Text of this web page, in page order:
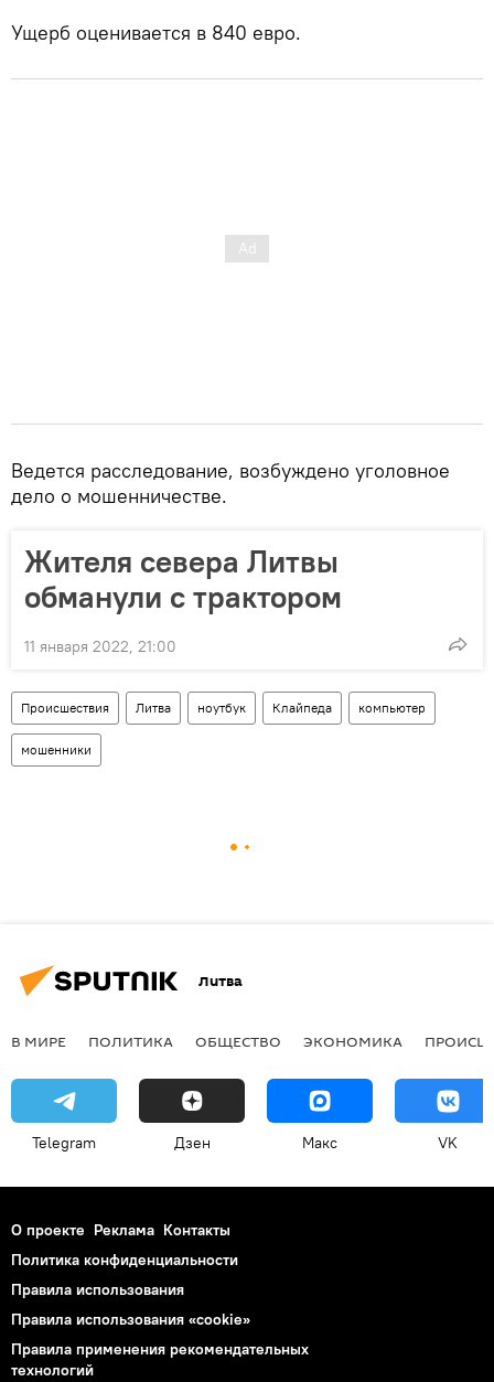
Ущерб оценивается в 840 евро.
Ведется расследование, возбуждено уголовное
дело о мошенничестве.
Жителя севера Литвы
обманули с трактором
11 января 2022, 21:00
Происшествия Литва ноутбук Клайпеда компьютер
мошенники
Литва
В МИРЕ ПОЛИТИКА ОБЩЕСТВО ЭКОНОМИКА
Telegram Дзен Макс VK
О проекте Реклама Контакты
Политика конфиденциальности
Правила использования
Правила использования «cookie»
Правила применения рекомендательных
технологий